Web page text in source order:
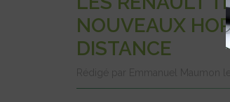
NOUVEAUX
DISTANCE